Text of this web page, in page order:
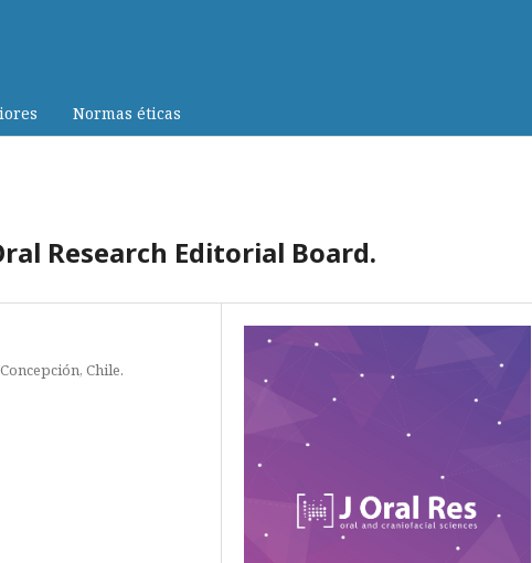
Normas éticas
Research Editorial Board.
Chile.